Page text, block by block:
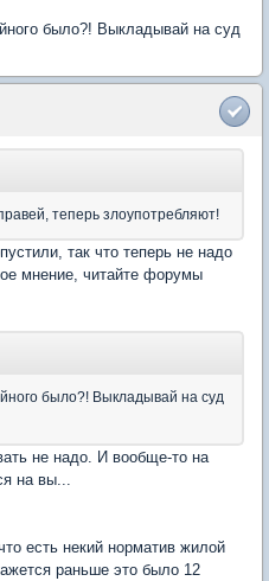
было?! Выкладывай на суд
теперь злоупотребляют!
так что теперь не надо
мнение, читайте форумы
было?! Выкладывай на суд
не надо. И вообще-то на
на вы...
есть некий норматив жилой
раньше это было 12